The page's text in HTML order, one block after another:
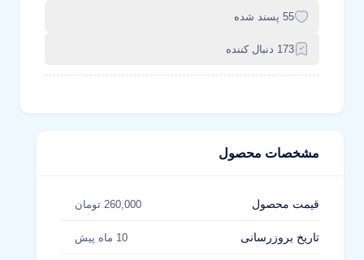
55 پسند شده
173 دنبال کننده
مشخصات محصول
قیمت محصول 260,000 تومان
تاریخ بروزرسانی 10 ماه پیش